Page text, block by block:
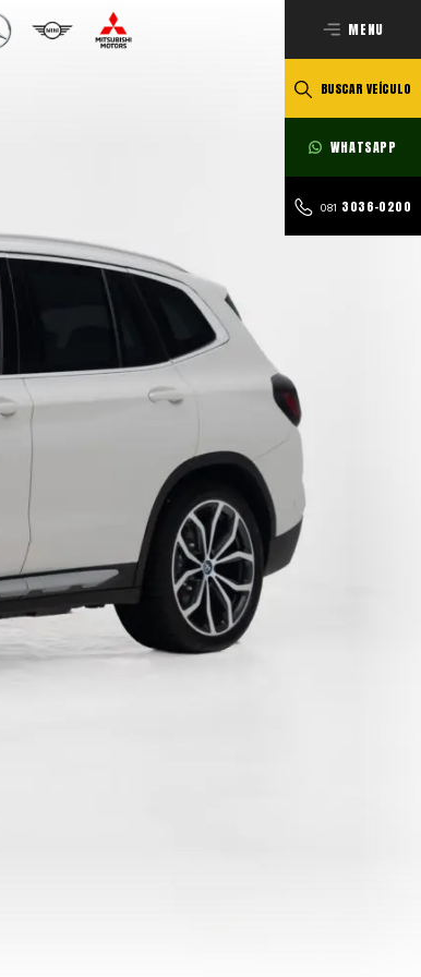
MENU
BUSCAR VEÍCULO
WHATSAPP
081 3036-0200